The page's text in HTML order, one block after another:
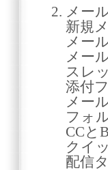
2. メー
新規メ
メー
メー
スレ
添付
メー
フォル
CCと
クイッ
配信